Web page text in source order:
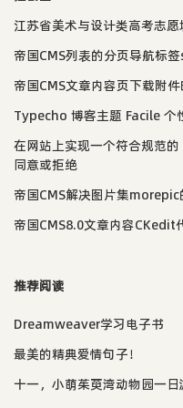
江苏省美术与设计类高考志
帝国CMS列表的分页导航标
帝国CMS文章内容页下载附
Typecho 博客主题 Facile 个
在网站上实现一个符合规范
同意或拒绝
帝国CMS解决图片集
帝国CMS8.0文章内容CKedit
推荐阅读
Dreamweaver学习电子书
最美的精典爱情句子！
十一，小萌茱萸湾动物园一日